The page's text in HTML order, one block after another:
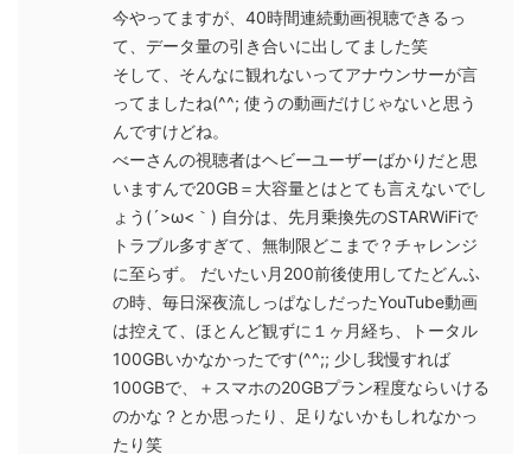
今やってますが、40時間連続動画視聴できるっ
て、データ量の引き合いに出してました笑
そして、そんなに観れないってアナウンサーが言
ってましたね(^^; 使うの動画だけじゃないと思う
んですけどね。
べーさんの視聴者はヘビーユーザーばかりだと思
いますんで20GB＝大容量とはとても言えないでし
ょう(´>ω<｀) 自分は、先月乗換先のSTARWiFiで
トラブル多すぎて、無制限どこまで？チャレンジ
に至らず。 だいたい月200前後使用してたどんふ
の時、毎日深夜流しっぱなしだったYouTube動画
は控えて、ほとんど観ずに１ヶ月経ち、トータル
100GBいかなかったです(^^;; 少し我慢すれば
100GBで、＋スマホの20GBプラン程度ならいける
のかな？とか思ったり、足りないかもしれなかっ
たり笑